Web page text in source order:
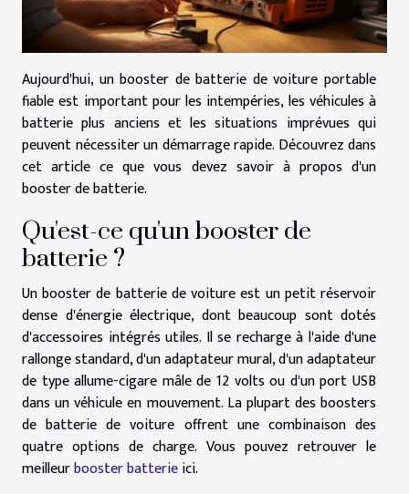
Aujourd'hui, un booster de batterie de voiture portable
fiable est important pour les intempéries, les véhicules à
batterie plus anciens et les situations imprévues qui
peuvent nécessiter un démarrage rapide. Découvrez dans
cet article ce que vous devez savoir à propos d'un
booster de batterie.
Qu'est-ce qu'un booster de
batterie ?
Un booster de batterie de voiture est un petit réservoir
dense d'énergie électrique, dont beaucoup sont dotés
d'accessoires intégrés utiles. Il se recharge à l'aide d'une
rallonge standard, d'un adaptateur mural, d'un adaptateur
de type allume-cigare mâle de 12 volts ou d'un port USB
dans un véhicule en mouvement. La plupart des boosters
de batterie de voiture offrent une combinaison des
quatre options de charge. Vous pouvez retrouver le
meilleurbooster batterieici.